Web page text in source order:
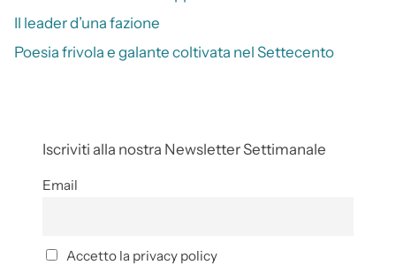
Il leader d’una fazione
Poesia frivola e galante coltivata nel Settecento
Iscriviti alla nostra Newsletter Settimanale
Email
Accetto la privacy policy